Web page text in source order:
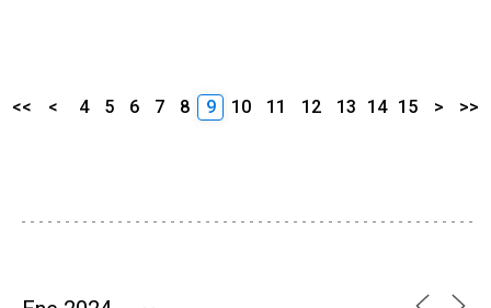
<< < 4 5 6 7 8 9 10 11 12 13 14 15 > >>